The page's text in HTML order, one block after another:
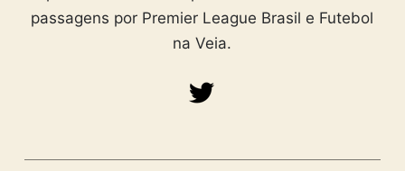
passagens por Premier League Brasil e Futebol
na Veia.